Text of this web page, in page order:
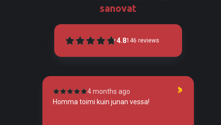
sanovat
4.8146 reviews
4 months ago
Homma toimi kuin junan vessa!